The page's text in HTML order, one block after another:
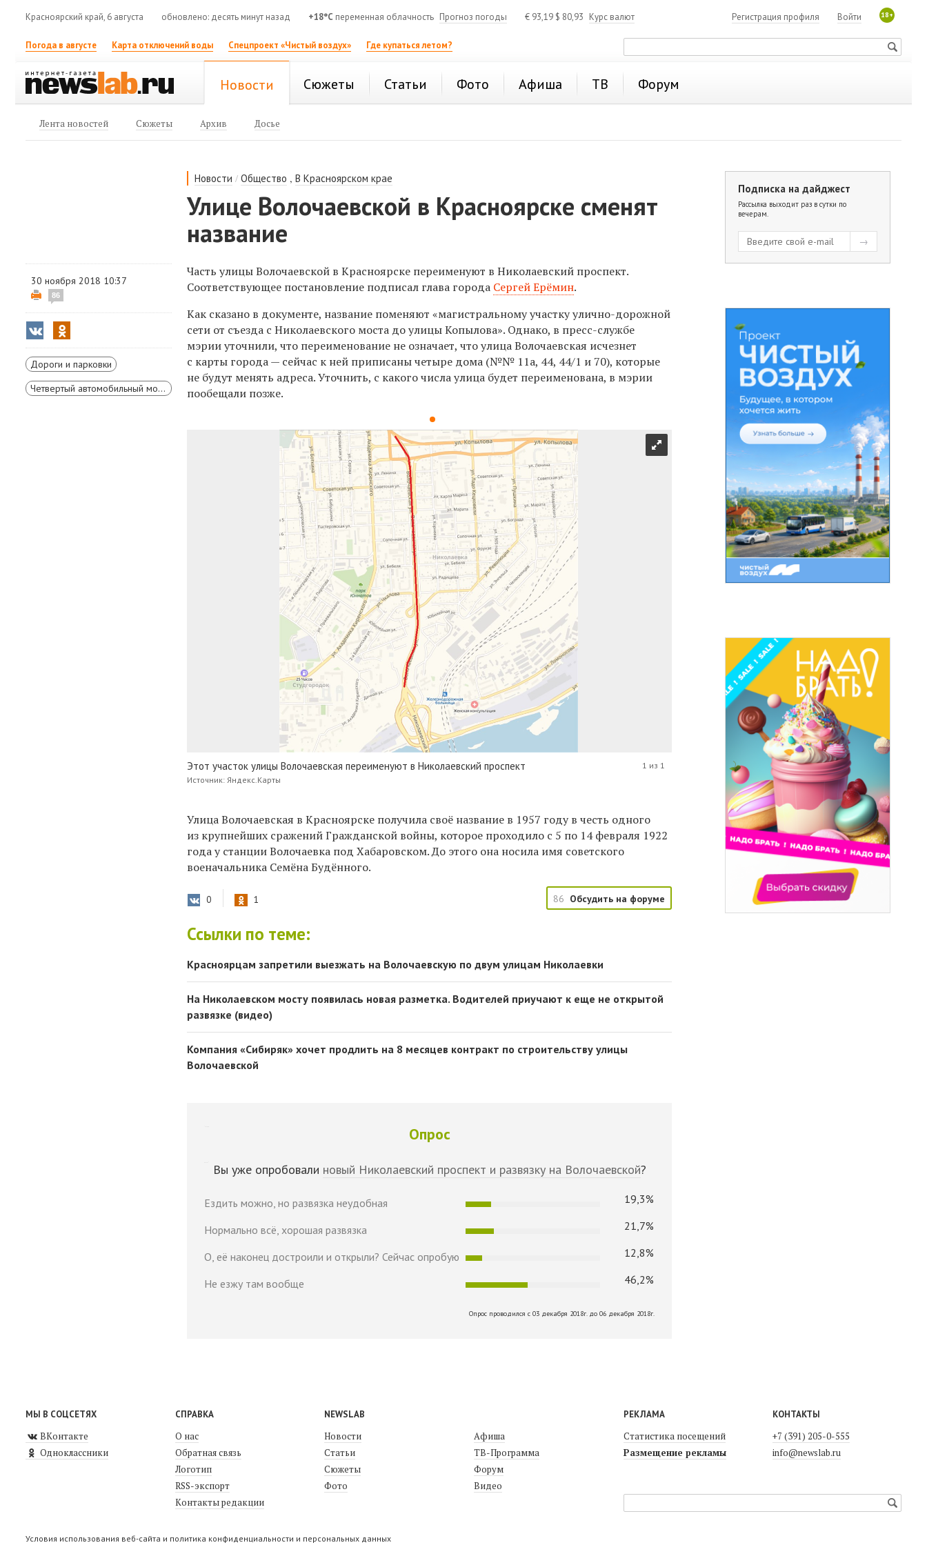
Красноярский край, 6 августа обновлено: десять минут назад +18°C переменная облачность Прогноз погоды € 93,19 $ 80,93 Курс валют 18+
Войти
Регистрация профиля
Погода в августе Карта отключений воды Спецпроект «Чистый воздух» Где купаться летом?
Новости Сюжеты Статьи Фото Афиша ТВ Форум
Лента новостей Сюжеты Архив Досье
Новости /Общество ,В Красноярском крае
Улице Волочаевской в Красноярске сменят
название
30 ноября 2018 10:37
86
Дороги и парковки
Четвертый автомобильный мост через Енисей в Красноярске
Часть улицы Волочаевской в Красноярске переименуют в Николаевский проспект.
Соответствующее постановление подписал глава города Сергей Ерёмин.
Как сказано в документе, название поменяют «магистральному участку улично-дорожной
сети от съезда с Николаевского моста до улицы Копылова». Однако, в пресс-службе
мэрии уточнили, что переименование не означает, что улица Волочаевская исчезнет
с карты города — сейчас к ней приписаны четыре дома (№№ 11а, 44, 44/1 и 70), которые
не будут менять адреса. Уточнить, с какого числа улица будет переименована, в мэрии
пообещали позже.
Этот участок улицы Волочаевская переименуют в Николаевский проспект
Источник: Яндекс.Карты
1 из 1
Улица Волочаевская в Красноярске получила своё название в 1957 году в честь одного
из крупнейших сражений Гражданской войны, которое проходило с 5 по 14 февраля 1922
года у станции Волочаевка под Хабаровском. До этого она носила имя советского
военачальника Семёна Будённого.
0 1 86 Обсудить на форуме
Ссылки по теме:
Красноярцам запретили выезжать на Волочаевскую по двум улицам Николаевки
На Николаевском мосту появилась новая разметка. Водителей приучают к еще не открытой
развязке (видео)
Компания «Сибиряк» хочет продлить на 8 месяцев контракт по строительству улицы
Волочаевской
Опрос
Вы уже опробовали новый Николаевский проспект и развязку на Волочаевской?
Ездить можно, но развязка неудобная 19,3%
Нормально всё, хорошая развязка 21,7%
О, её наконец достроили и открыли? Сейчас опробую 12,8%
Не езжу там вообще 46,2%
Опрос проводился с 03 декабря 2018г. до 06 декабря 2018г.
Подписка на дайджест
Рассылка выходит раз в сутки по
вечерам.
МЫ В СОЦСЕТЯХ
ВКонтакте
Одноклассники
СПРАВКА
О нас
Обратная связь
Логотип
RSS-экспорт
Контакты редакции
NEWSLAB
Новости
Статьи
Сюжеты
Фото
Афиша
ТВ-Программа
Форум
Видео
РЕКЛАМА
Статистика посещений
Размещение рекламы
КОНТАКТЫ
+7 (391) 205-0-555
info@newslab.ru
Условия использования веб-сайта и политика конфиденциальности и персональных данных